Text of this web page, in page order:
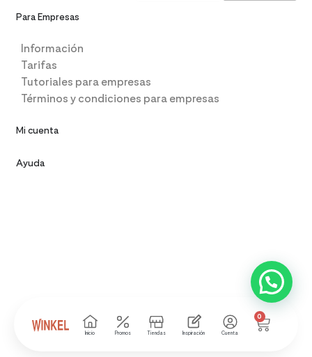
Inicio Promos Tiendas Inspiración Cuenta
0
Para Empresas
Información
Tarifas
Tutoriales para empresas
Términos y condiciones para empresas
Mi cuenta
Ayuda